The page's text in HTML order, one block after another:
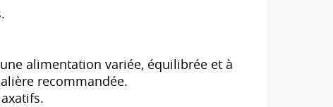
alimentation variée, équilibrée et à
recommandée.